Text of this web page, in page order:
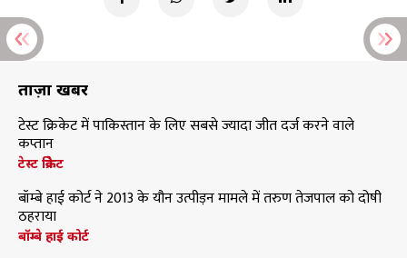
ताज़ा खबरें
टेस्ट क्रिकेट में पाकिस्तान के लिए सबसे ज्यादा जीत दर्ज करने वाले
कप्तान
टेस्ट क्रिकेट
बॉम्बे हाई कोर्ट ने 2013 के यौन उत्पीड़न मामले में तरुण तेजपाल को दोषी
ठहराया
बॉम्बे हाई कोर्ट